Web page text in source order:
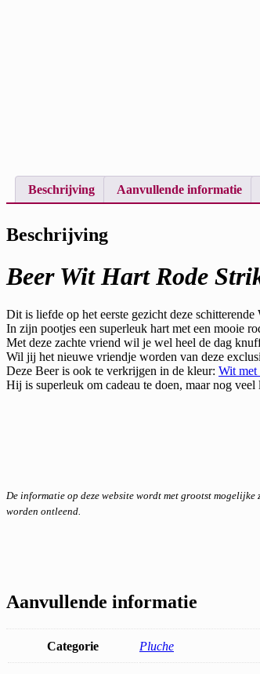
Beschrijving Aanvullende informatie
Beschrijving
Beer Wit Hart Rode
Dit is liefde op het eerste gezicht deze schitterende
In zijn pootjes een superleuk hart met een mooie
Met deze zachte vriend wil je wel heel de dag
Wil jij het nieuwe vriendje worden van deze
Deze Beer is ook te verkrijgen in de kleur: Wit met
Hij is superleuk om cadeau te doen, maar nog
De informatie op deze website wordt met grootst
worden ontleend.
Aanvullende informatie
Categorie Pluche